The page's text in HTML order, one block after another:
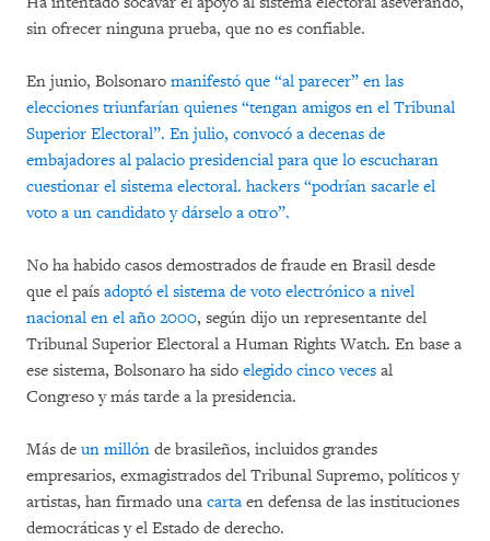
sin ofrecer ninguna prueba, que no es confiable.
En junio, Bolsonaro manifestó que “al parecer” en las
elecciones triunfarían quienes “tengan amigos en el Tribunal
Superior Electoral”. En julio, convocó a decenas de
embajadores al palacio presidencial para que lo escucharan
cuestionar el sistema electoral. hackers “podrían sacarle el
voto a un candidato y dárselo a otro”.
No ha habido casos demostrados de fraude en Brasil desde
que el país adoptó el sistema de voto electrónico a nivel
nacional en el año 2000, según dijo un representante del
Tribunal Superior Electoral a Human Rights Watch. En base a
ese sistema, Bolsonaro ha sido elegido cinco veces al
Congreso y más tarde a la presidencia.
Más de un millón de brasileños, incluidos grandes
empresarios, exmagistrados del Tribunal Supremo, políticos y
artistas, han firmado una carta en defensa de las instituciones
democráticas y el Estado de derecho.